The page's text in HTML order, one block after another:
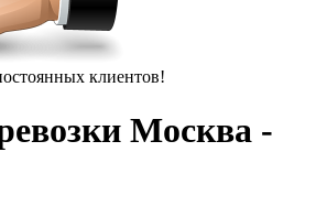
клиентов!
Москва -